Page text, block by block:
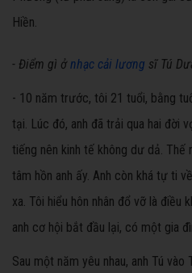
Hiền.
- Điểm gì ở nhạc cải lương sĩ Tú
- 10 năm trước, tôi 21 tuổi, bằng
tại. Lúc đó, anh đã trải qua hai đời
tiếng nên kinh tế không dư dả.
tâm hồn anh ấy. Anh còn khá tự ti
xa. Tôi hiểu hôn nhân đổ vỡ là điều
anh cơ hội bắt đầu lại, có một gia
Sau một năm yêu nhau, anh Tú